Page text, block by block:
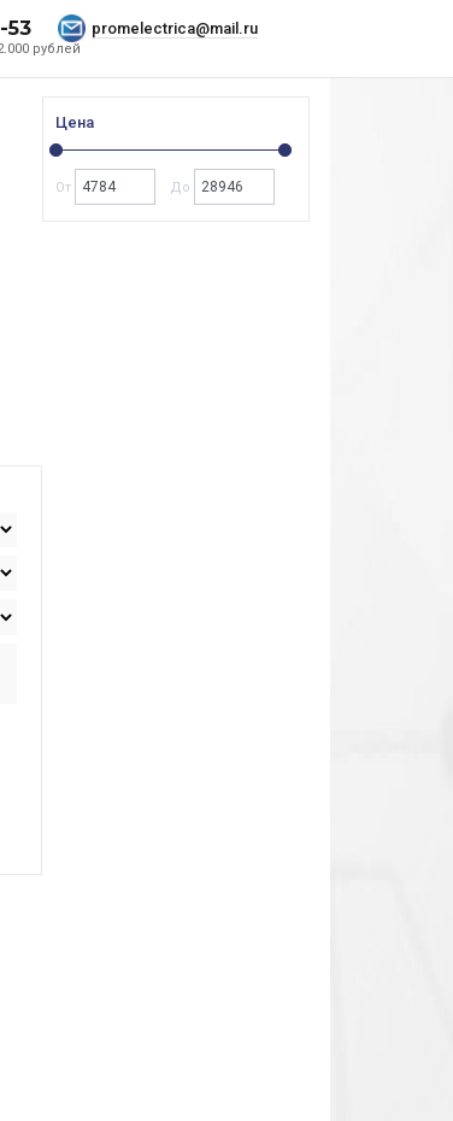
рублей
53 promelectrica@mail.ru
Цена
От До